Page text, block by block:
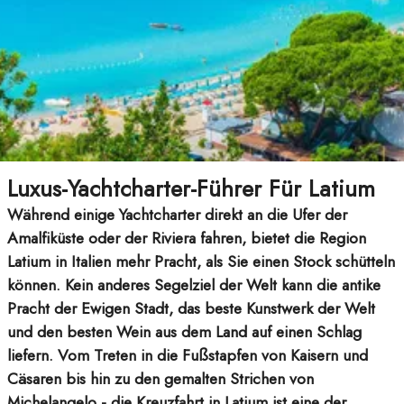
Luxus-Yachtcharter-Führer Für Latium
Während einige Yachtcharter direkt an die Ufer der
Amalfiküste oder der Riviera fahren, bietet die Region
Latium in Italien mehr Pracht, als Sie einen Stock schütteln
können. Kein anderes Segelziel der Welt kann die antike
Pracht der Ewigen Stadt, das beste Kunstwerk der Welt
und den besten Wein aus dem Land auf einen Schlag
liefern. Vom Treten in die Fußstapfen von Kaisern und
Cäsaren bis hin zu den gemalten Strichen von